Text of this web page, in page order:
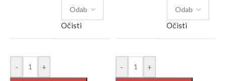
Očisti
- +
Očisti
- +